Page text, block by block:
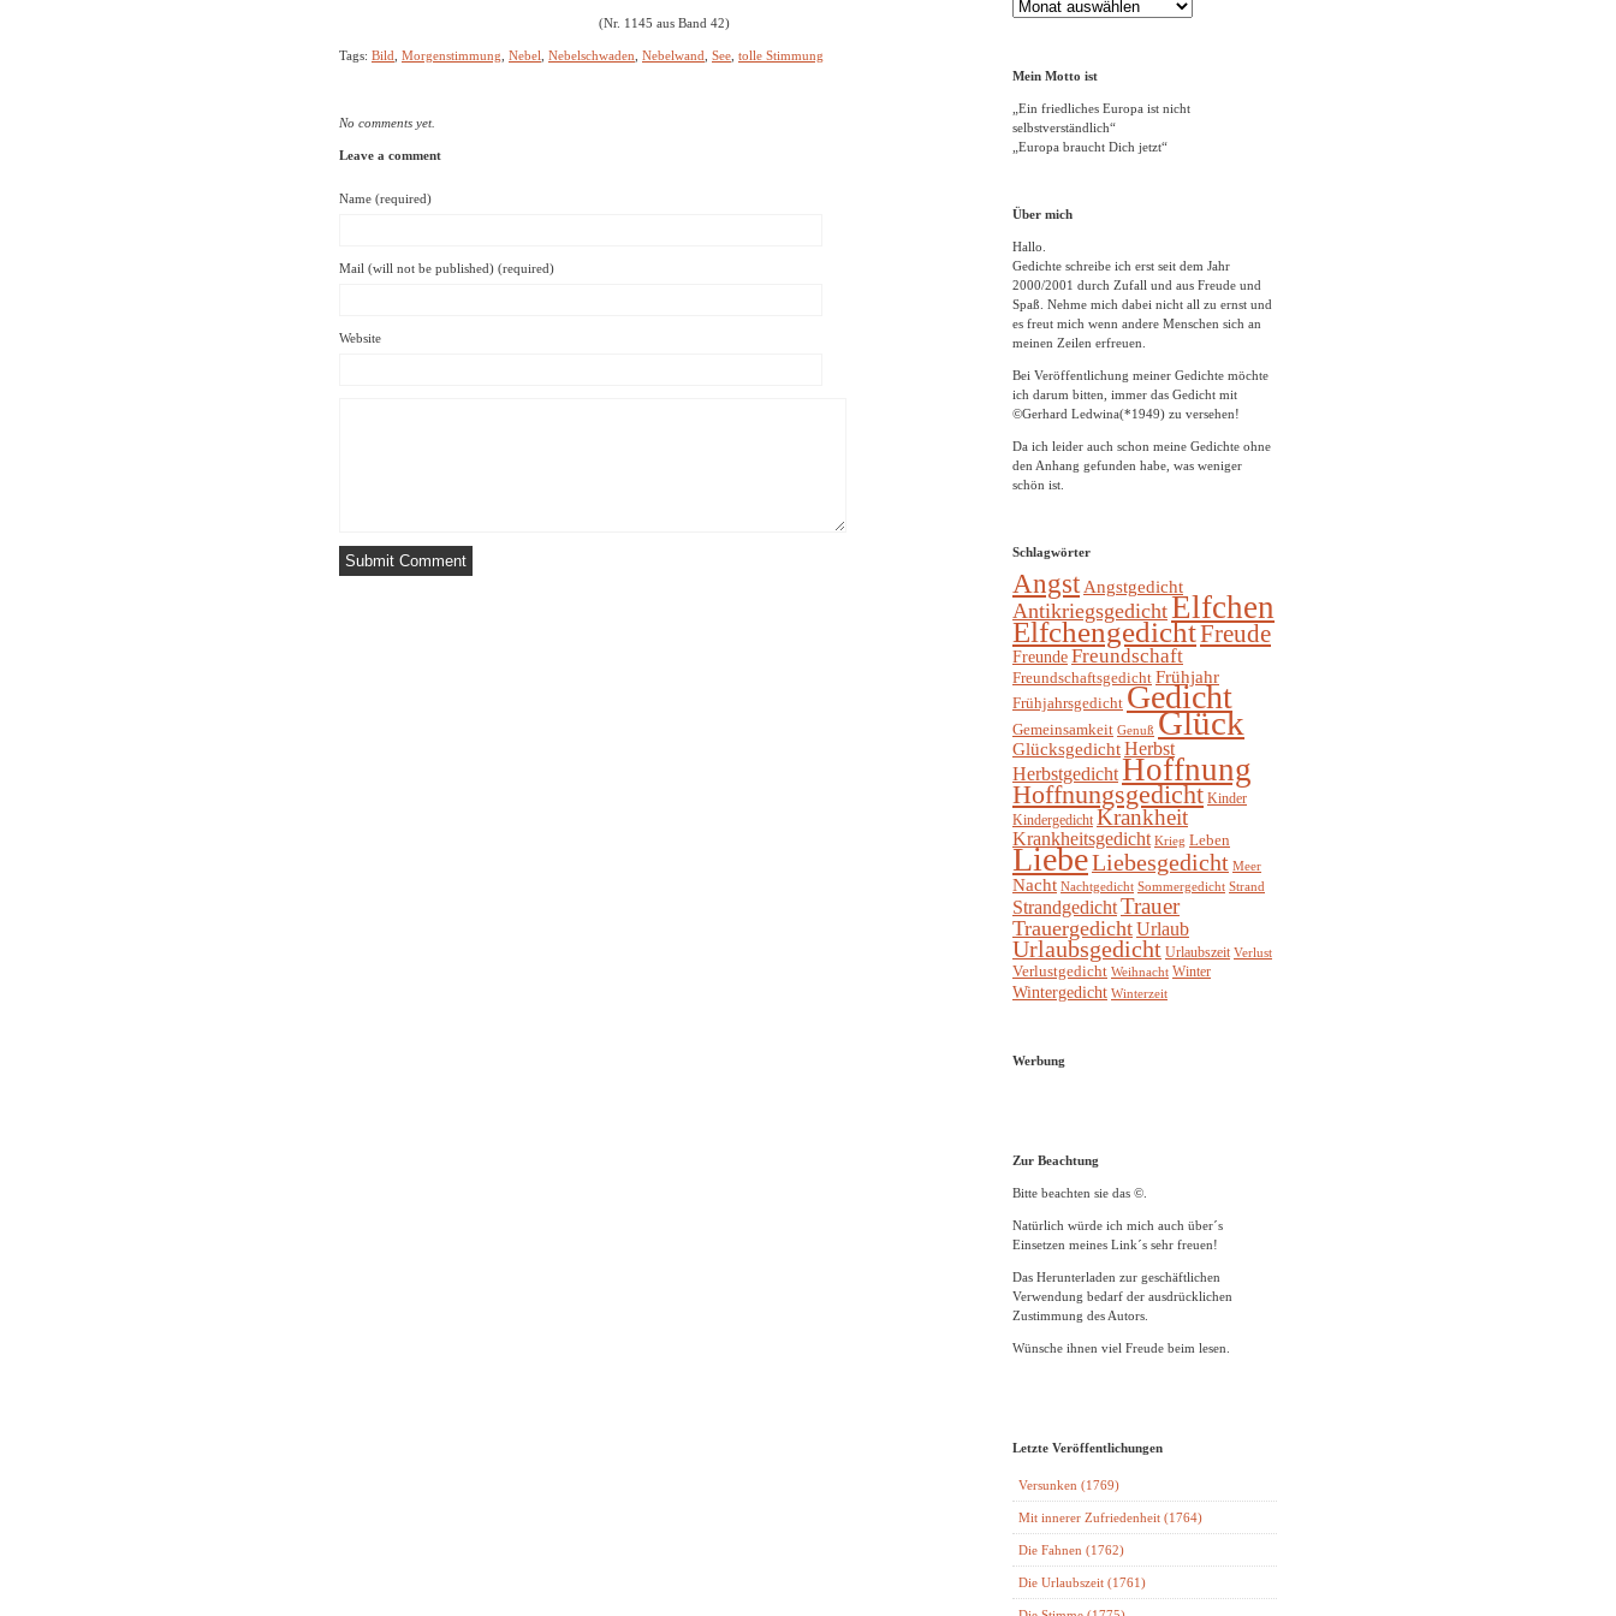
(Nr. 1145 aus Band 42)
Tags: Bild Morgenstimmung Nebel Nebelschwaden Nebelwand See tolle Stimmung
No comments yet.
Leave a comment
Name (required)
Mail (will not be published) (required)
Website
Gedichte
Archiv
Mein Motto ist
„Ein friedliches Europa ist nicht
selbstverständlich“
„Europa braucht Dich jetzt“
Über mich
Hallo.
Gedichte schreibe ich erst seit dem Jahr
2000/2001 durch Zufall und aus Freude und
Spaß. Nehme mich dabei nicht all zu ernst und
es freut mich wenn andere Menschen sich an
meinen Zeilen erfreuen.
Bei Veröffentlichung meiner Gedichte möchte
ich darum bitten, immer das Gedicht mit
©Gerhard Ledwina(*1949) zu versehen!
Da ich leider auch schon meine Gedichte ohne
den Anhang gefunden habe, was weniger
schön ist.
Schlagwörter
Angst Angstgedicht
AntikriegsgedichtElfchen
ElfchengedichtFreude
FreundeFreundschaft
Freundschaftsgedicht Frühjahr
Frühjahrsgedicht Gedicht
Gemeinsamkeit Genuß Glück
GlücksgedichtHerbst
HerbstgedichtHoffnung
Hoffnungsgedicht Kinder
Kindergedicht Krankheit
Krankheitsgedicht Krieg Leben
LiebeLiebesgedicht Meer
Nacht Nachtgedicht Sommergedicht Strand
StrandgedichtTrauer
TrauergedichtUrlaub
Urlaubsgedicht Urlaubszeit Verlust
Verlustgedicht Weihnacht Winter
Wintergedicht Winterzeit
Werbung
Zur Beachtung
Bitte beachten sie das ©.
Natürlich würde ich mich auch über´s
Einsetzen meines Link´s sehr freuen!
Das Herunterladen zur geschäftlichen
Verwendung bedarf der ausdrücklichen
Zustimmung des Autors.
Wünsche ihnen viel Freude beim lesen.
Letzte Veröffentlichungen
Versunken (1769)
Mit innerer Zufriedenheit (1764)
Die Fahnen (1762)
Die Urlaubszeit (1761)